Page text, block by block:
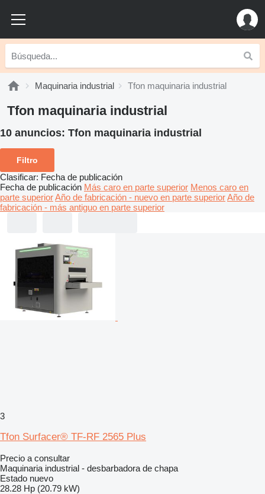
Maquinaria industrial Tfon maquinaria industrial
Tfon maquinaria industrial
10 anuncios: Tfon maquinaria industrial
Filtro
Clasificar: Fecha de publicación
Fecha de publicación Más caro en parte superior Menos caro en
parte superiorAño de fabricación - nuevo en parte superiorAño de
fabricación - más antiguo en parte superior
3
Tfon Surfacer® TF-RF 2565 Plus
Precio a consultar
Maquinaria industrial - desbarbadora de chapa
Estado nuevo
28.28 Hp (20.79 kW)